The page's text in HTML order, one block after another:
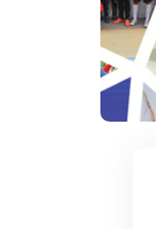
سریعترین زمان 1000 متر روپایی زدن با